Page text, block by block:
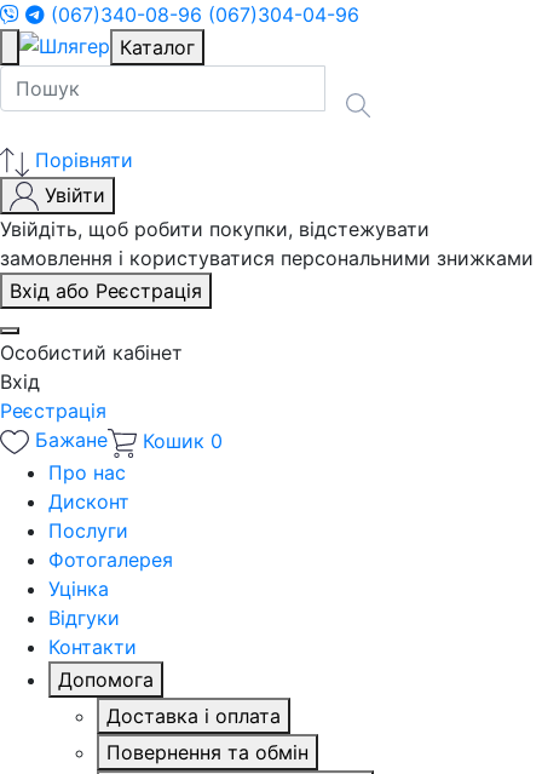
(067)340-08-96 (067)304-04-96
Каталог
Порівняти
Увійти
Увійдіть, щоб робити покупки, відстежувати
замовлення і користуватися персональними знижками
Вхід або Реєстрація
Особистий кабінет
Вхід
Реєстрація
Бажане
Кошик 0
Про нас
Дисконт
Послуги
Фотогалерея
Уцінка
Відгуки
Контакти
Допомога
Доставка і оплата
Повернення та обмін